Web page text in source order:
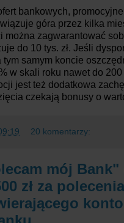
bankowych, promocyjne
góra przez kilka
można zagwarantować
do 10 tys. zł. Jeśli
samym koncie
w skali roku nawet do 200
jest też dodatkowa
czekają bonusy o
20 komentarzy:
mój Bank"
zł za